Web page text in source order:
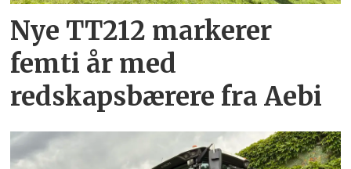
Nye TT212 markerer
femti år­ med
redskapsbærere fra Aebi